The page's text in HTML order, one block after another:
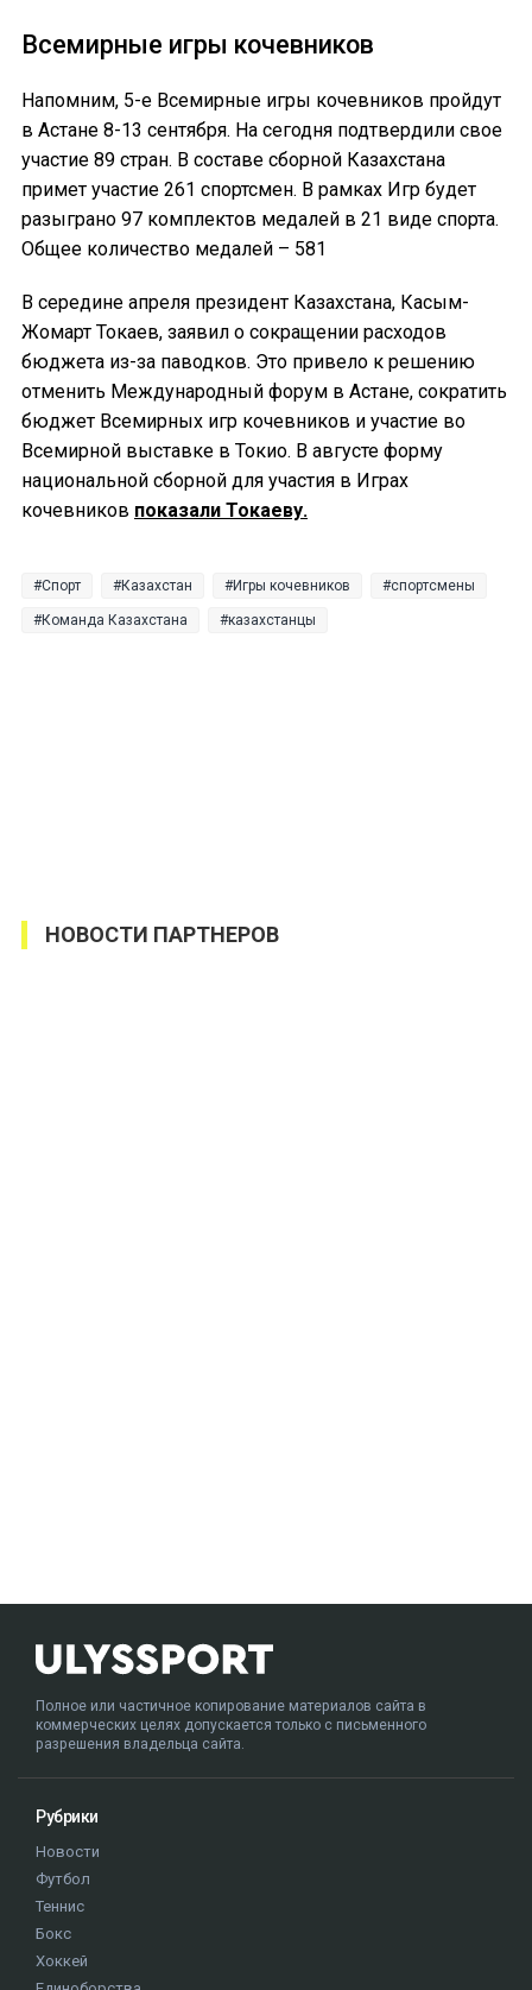
Всемирные игры кочевников
Напомним, 5-е Всемирные игры кочевников пройдут
в Астане 8-13 сентября. На сегодня подтвердили свое
участие 89 стран. В составе сборной Казахстана
примет участие 261 спортсмен. В рамках Игр будет
разыграно 97 комплектов медалей в 21 виде спорта.
Общее количество медалей – 581
В середине апреля президент Казахстана, Касым-
Жомарт Токаев, заявил о сокращении расходов
бюджета из-за паводков. Это привело к решению
отменить Международный форум в Астане, сократить
бюджет Всемирных игр кочевников и участие во
Всемирной выставке в Токио. В августе форму
национальной сборной для участия в Играх
кочевников показали Токаеву.
Спорт Казахстан Игры кочевников спортсмены
Команда Казахстана казахстанцы
НОВОСТИ ПАРТНЕРОВ
Полное или частичное копирование материалов сайта в
коммерческих целях допускается только с письменного
разрешения владельца сайта.
Рубрики
Новости
Футбол
Теннис
Бокс
Хоккей